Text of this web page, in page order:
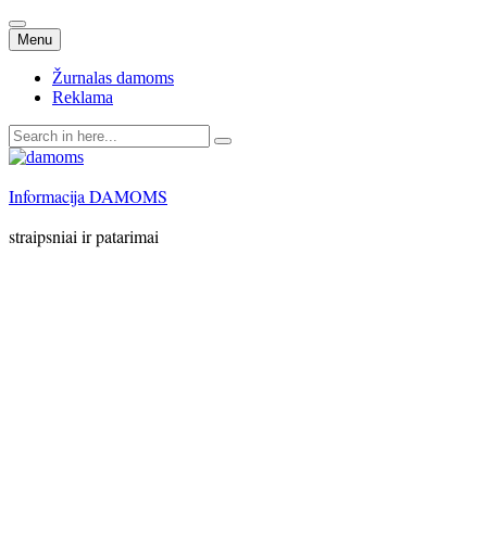
Menu Skip
to
content
Žurnalas damoms
Reklama
Search
for:
Informacija DAMOMS
straipsniai ir patarimai